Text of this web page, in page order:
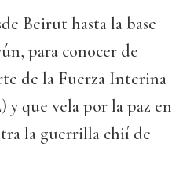
Beirut hasta la base
para conocer de
de la Fuerza Interina
y que vela por la paz en
la guerrilla chií de